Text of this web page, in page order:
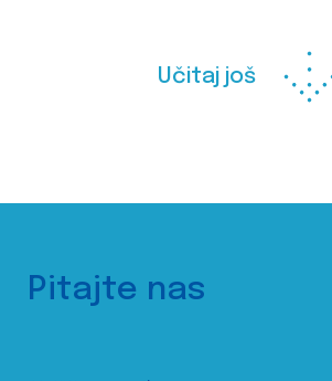
Učitaj još
Pitajte nas